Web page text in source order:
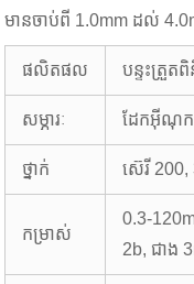
មានចាប់ពី 1.0mm ដល់
ផលិតផល បន្ទះត្រួ
សម្ភារៈ ដែកអ៊ីណុក
ថ្នាក់ ស៊េរី 200,
កម្រាស់
0.3-
2b, ជាង